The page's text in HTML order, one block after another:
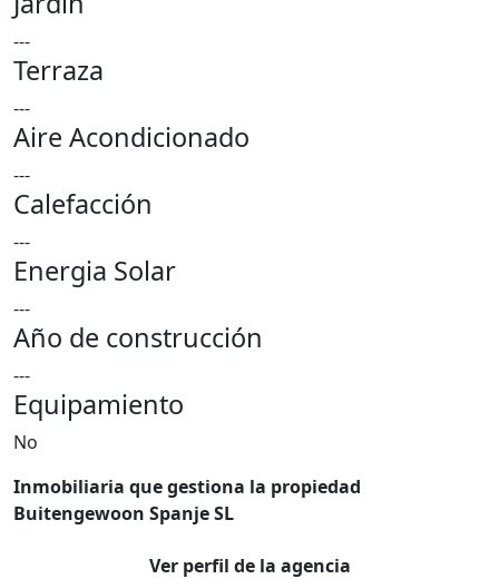
---
Terraza
---
Aire Acondicionado
---
Calefacción
---
Energia Solar
---
Año de construcción
---
Equipamiento
No
Inmobiliaria que gestiona la propiedad
Buitengewoon Spanje SL
Ver perfil de la agencia